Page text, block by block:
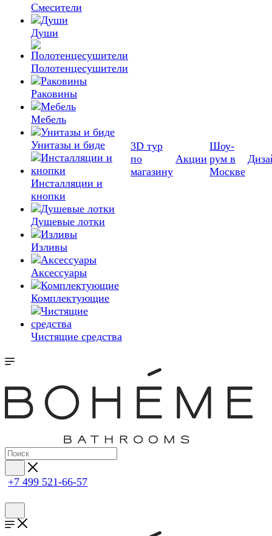
Смесители
Души
Полотенцесушители
Раковины
Мебель
Унитазы и биде
Инсталляции и
кнопки
Душевые лотки
Изливы
Аксессуары
Комплектующие
Чистящие средства
3D тур
по
магазину
Акции
Шоу-
рум в
Москве
+7 499 521-66-57